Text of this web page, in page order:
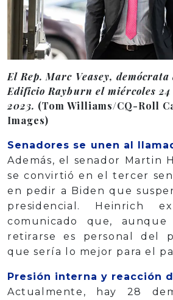
El Rep. Marc Veasey,
Edificio Rayburn el miércoles 24
2023. (Tom Williams/CQ-Roll
Images)
Senadores se unen al
Además, el senador Martin
se convirtió en el tercer
en pedir a Biden que
presidencial. Heinrich
comunicado que,
retirarse es personal del
que sería lo mejor para el
Presión interna y reacción
Actualmente, hay 28